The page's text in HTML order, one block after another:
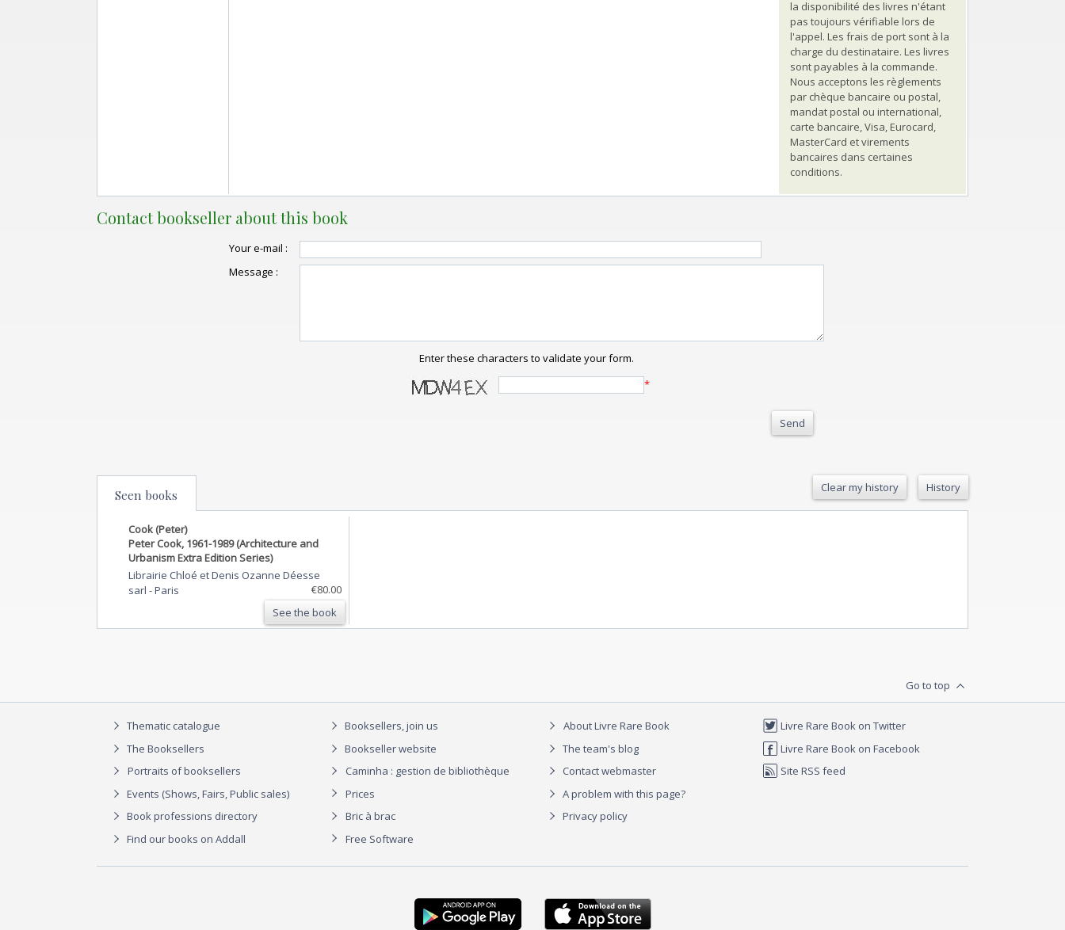
la disponibilité des livres n'étant
pas toujours vérifiable lors de
l'appel. Les frais de port sont à la
charge du destinataire. Les livres
sont payables à la commande.
Nous acceptons les règlements
par chèque bancaire ou postal,
mandat postal ou international,
carte bancaire, Visa, Eurocard,
MasterCard et virements
bancaires dans certaines
conditions.
Contact bookseller about this book
Your e-mail :
Message :
Enter these characters to validate your form.
*
Send
Seen books Clear my history History
Cook (Peter)
Peter Cook, 1961-1989 (Architecture and
Urbanism Extra Edition Series)
Librairie Chloé et Denis Ozanne Déesse
sarl -Paris
€80.00
See the book
Go to top
Thematic catalogue
The Booksellers
Portraits of booksellers
Events (Shows, Fairs, Public sales)
Book professions directory
Find our books on Addall
Booksellers, join us
Bookseller website
Caminha : gestion de bibliothèque
Prices
Bric à brac
Free Software
About Livre Rare Book
The team's blog
Contact webmaster
A problem with this page?
Privacy policy
Livre Rare Book on Twitter
Livre Rare Book on Facebook
Site RSS feed